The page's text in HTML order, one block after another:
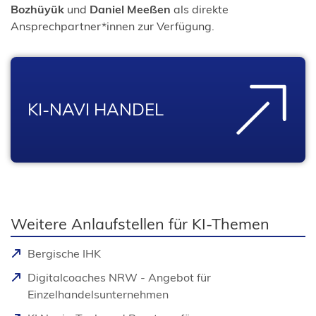
Bozhüyük und Daniel Meeßen als direkte
Ansprechpartner*innen zur Verfügung.
KI-NAVI HANDEL
Weitere Anlaufstellen für KI-Themen
Bergische IHK
(
Ö
Digitalcoaches NRW - Angebot für
Einzelhandelsunternehmen
Ö